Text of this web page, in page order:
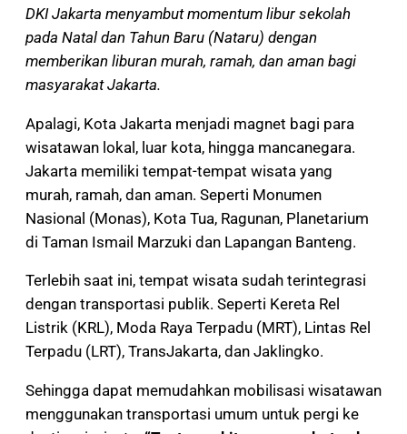
DKI Jakarta menyambut momentum libur sekolah
pada Natal dan Tahun Baru (Nataru) dengan
memberikan liburan murah, ramah, dan aman bagi
masyarakat Jakarta.
Apalagi, Kota Jakarta menjadi magnet bagi para
wisatawan lokal, luar kota, hingga mancanegara.
Jakarta memiliki tempat-tempat wisata yang
murah, ramah, dan aman. Seperti Monumen
Nasional (Monas), Kota Tua, Ragunan, Planetarium
di Taman Ismail Marzuki dan Lapangan Banteng.
Terlebih saat ini, tempat wisata sudah terintegrasi
dengan transportasi publik. Seperti Kereta Rel
Listrik (KRL), Moda Raya Terpadu (MRT), Lintas Rel
Terpadu (LRT), TransJakarta, dan Jaklingko.
Sehingga dapat memudahkan mobilisasi wisatawan
menggunakan transportasi umum untuk pergi ke